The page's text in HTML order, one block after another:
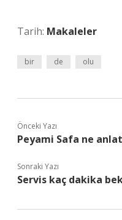
Tarih: Makaleler
bir de olu
Önceki Yazı
Peyami Safa ne
Sonraki Yazı
Servis kaç dakika